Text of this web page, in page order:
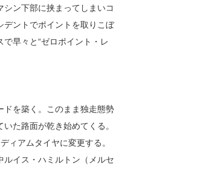
ン下部に挟まってしまいコ
デントでポイントを取りこぼ
早々と“ゼロポイント・レ
ドを築く。このまま独走態勢
た路面が乾き始めてくる。
ィアムタイヤに変更する。
ルイス・ハミルトン（メルセ